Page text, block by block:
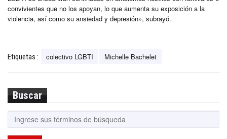
convivientes que no los apoyan, lo que aumenta su exposición a la
violencia, así como su ansiedad y depresión», subrayó.
Etiquetas : colectivo LGBTI Michelle Bachelet
Buscar